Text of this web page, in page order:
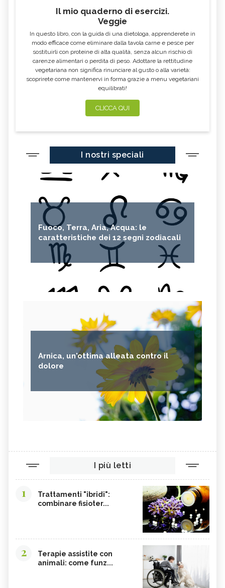
Il mio quaderno di esercizi.
Veggie
In questo libro, con la guida di una dietologa, apprenderete in
modo efficace come eliminare dalla tavola carne e pesce per
sostituirli con proteine di alta qualità, senza alcun rischio di
carenze alimentari o perdita di peso. Adottare la rettitudine
vegetariana non significa rinunciare al gusto o alla varietà:
scoprirete come mantenervi in forma grazie a menu vegetariani
equilibrati!
CLICCA QUI
I nostri speciali
Fuoco, Terra, Aria, Acqua: le
caratteristiche dei 12 segni zodiacali
Arnica, un'ottima alleata contro il
dolore
I più letti
1
Trattamenti "ibridi":
combinare fisioter...
2
Terapie assistite con
animali: come funz...